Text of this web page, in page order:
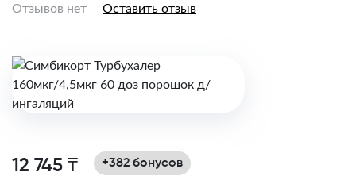
Отзывов нет Оставить отзыв
12 745 ₸ +382 бонусов